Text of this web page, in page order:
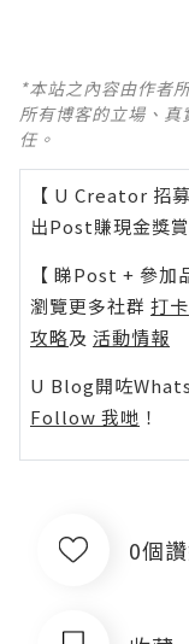
*本站之內容由作者
所有博客的立場、
任。
【 U Creator 招募
出Post賺現金獎
【 睇Post + 參加
瀏覽更多社群 打卡
攻略及 活動情報
U Blog開咗
Follow 我哋 ！
0個